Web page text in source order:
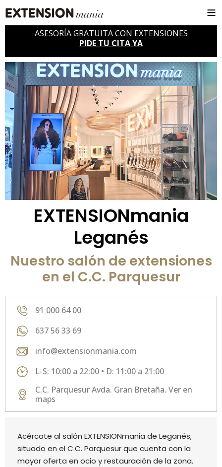
ASESORÍA GRATUITA CON EXTENSIONES
PIDE TU CITA YA
EXTENSIONmania
Leganés
Nuestro salón de extensiones
en el C.C. Parquesur
91 000 64 00
637 56 33 69
info@extensionmania.com
L-S: 10:00 a 22:00 • D: 11:00 a 21:00
C.C. Parquesur Avda. Gran Bretaña. Ver en
maps
Acércate al salón EXTENSIONmania de Leganés,
situado en el C.C. Parquesur que cuenta con la
mayor oferta en ocio y restauración de la zona.